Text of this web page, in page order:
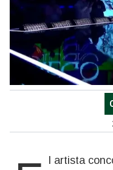
El artista